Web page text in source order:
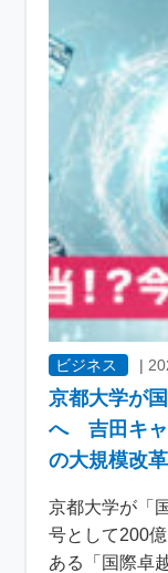
ビジネス |
京都大学が
へ 吉田キャ
の大規模改革
京都大学が「
号として200
ある「国際卓